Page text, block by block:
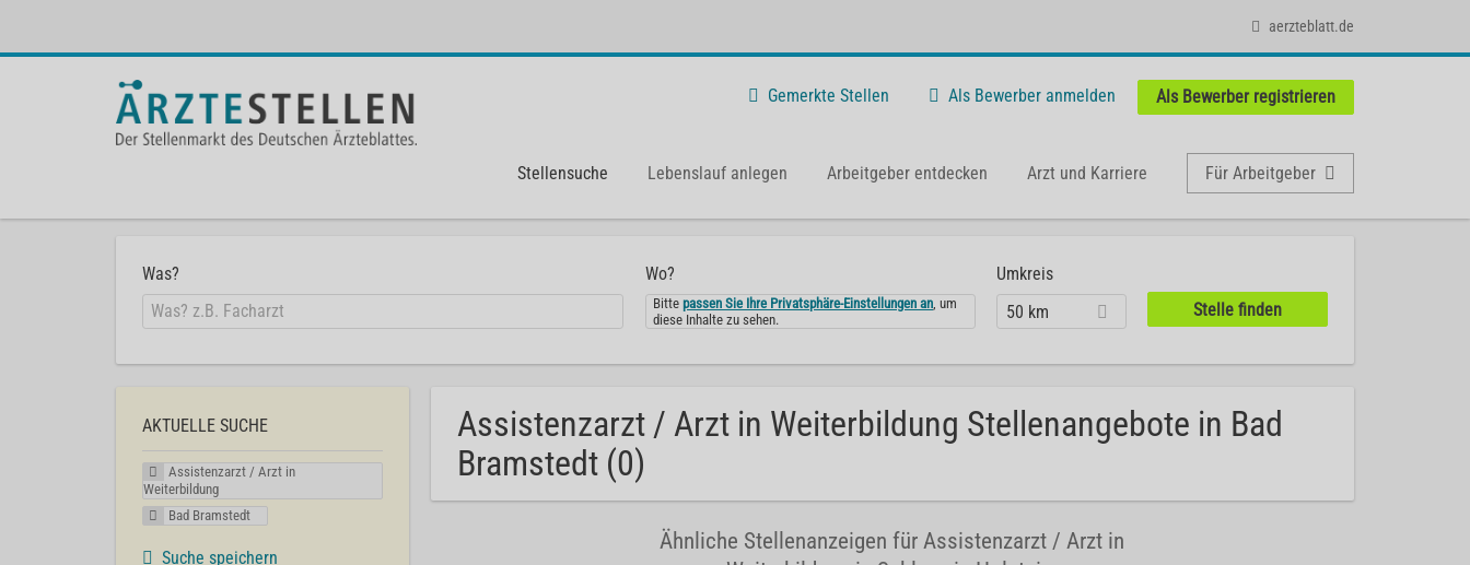
aerzteblatt.de
Gemerkte Stellen Als Bewerber anmelden Als Bewerber registrieren
Stellensuche Lebenslauf anlegen Arbeitgeber entdecken Arzt und Karriere Für Arbeitgeber
Was? Wo?
Bittepassen Sie Ihre Privatsphäre-Einstellungen an, um
diese Inhalte zu sehen.
Umkreis
50 km
Assistenzarzt / Arzt in Weiterbildung Stellenangebote in Bad
Bramstedt (0)
Ähnliche Stellenanzeigen für Assistenzarzt / Arzt in
AKTUELLE SUCHE
Assistenzarzt / Arzt in
Weiterbildung
Bad Bramstedt
Suche speichern